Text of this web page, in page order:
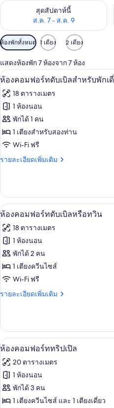
สุดสัปดาห์นี้
ส.ค. 7 - ส.ค. 9
ตรวจสอบจำนวนห้องพักว่างในสุด
ตัว
กรอง
ที่
มี
ให้
สำหรับ
ห้อง
พัก
ห้องพักทั้งหมด 1 เตียง 2 เตียง
แสดงห้องพัก 7 ห้องจาก 7 ห้อง
เปิด
ภาพถ่าย
ทั้งหมด
ของ
ห้อง
คอมฟอร์ท
ดับเบิล
พัก
เดี่ยว
7
ห้องคอมฟอร์ทดับเบิลสำหรับพักเ
18 ตารางเมตร
1 ห้องนอน
พักได้ 1 คน
1 เตียงสำหรับสองท่าน
Wi-Fi ฟรี
รายละเอียดเพิ่มเติม
ราย
เกี่ยว
กับ
ห้อง
ดับเบิล
สำหรับ
พัก
เดี่ยว
เปิด
ภาพถ่าย
ทั้งหมด
ของ
ห้อง
คอมฟอร์ท
ดับเบิล
ทวิน
8
ห้องคอมฟอร์ทดับเบิลหรือทวิน
18 ตารางเมตร
1 ห้องนอน
พักได้ 2 คน
1 เตียงควีนไซส์
Wi-Fi ฟรี
รายละเอียดเพิ่มเติม
ราย
เกี่ยว
กับ
ห้อง
ดับเบิล
หรือ
ทวิ
น
เปิด
ภาพถ่าย
ทั้งหมด
ของ
ห้อง
8
ห้องคอมฟอร์ททริปเปิล
20 ตารางเมตร
1 ห้องนอน
พักได้ 3 คน
1 เตียงควีนไซส์ และ 1 เตียงเดี่ยว